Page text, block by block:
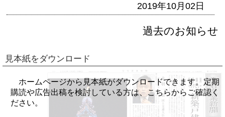
2019年10月02日
過去のお知らせ
見本紙をダウンロード
ホームページから見本紙がダウンロードできます。定期
購読や広告出稿を検討している方は、こちらからご確認く
ださい。